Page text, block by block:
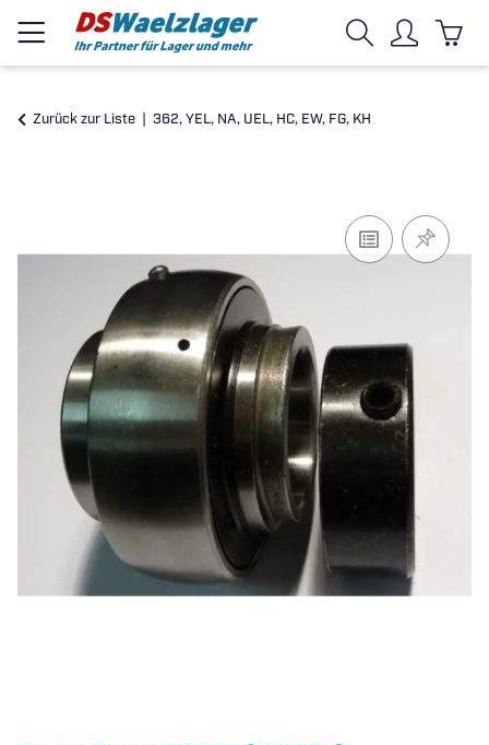
Zurück zur Liste 362, YEL, NA, UEL, HC, EW, FG, KH